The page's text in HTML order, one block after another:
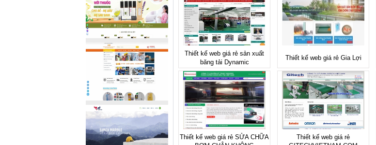
Thiết kế web giá rẻ sản xuất
băng tải Dynamic
Thiết kế web giá rẻ Gia Lợi
Thiết kế web giá rẻ SỬA CHỮA
Thiết kế web giá rẻ